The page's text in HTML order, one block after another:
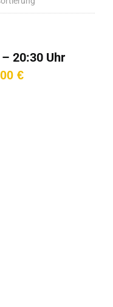
20:30 Uhr
€Preisspanne: